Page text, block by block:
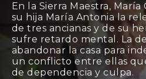
En la Sierra Maestra,
su hija María Antonia la
de tres ancianas y de su
sufre retardo mental. La
abandonar la casa para
un conflicto entre ellas
de dependencia y culpa.